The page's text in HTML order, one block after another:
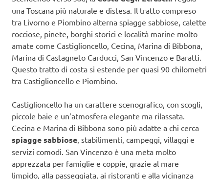
una Toscana più naturale e distesa. Il tratto compreso
tra Livorno e Piombino alterna spiagge sabbiose, calette
rocciose, pinete, borghi storici e località marine molto
amate come Castiglioncello, Cecina, Marina di Bibbona,
Marina di Castagneto Carducci, San Vincenzo e Baratti.
Questo tratto di costa si estende per quasi 90 chilometri
tra Castiglioncello e Piombino.
Castiglioncello ha un carattere scenografico, con scogli,
piccole baie e un’atmosfera elegante ma rilassata.
Cecina e Marina di Bibbona sono più adatte a chi cerca
spiagge sabbiose , stabilimenti, campeggi, villaggi e
servizi comodi. San Vincenzo è una meta molto
apprezzata per famiglie e coppie, grazie al mare
limpido, alla passeggiata, ai ristoranti e alla vicinanza